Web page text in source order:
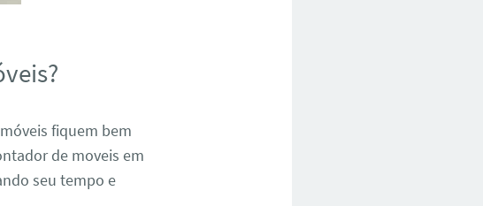
fiquem bem
de moveis em
seu tempo e